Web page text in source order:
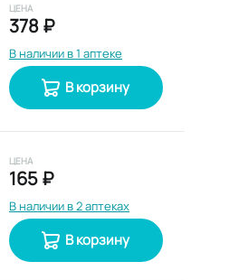
ЦЕНА
378 ₽
В наличии в 1 аптеке
В корзину
ЦЕНА
165 ₽
В наличии в 2 аптеках
В корзину